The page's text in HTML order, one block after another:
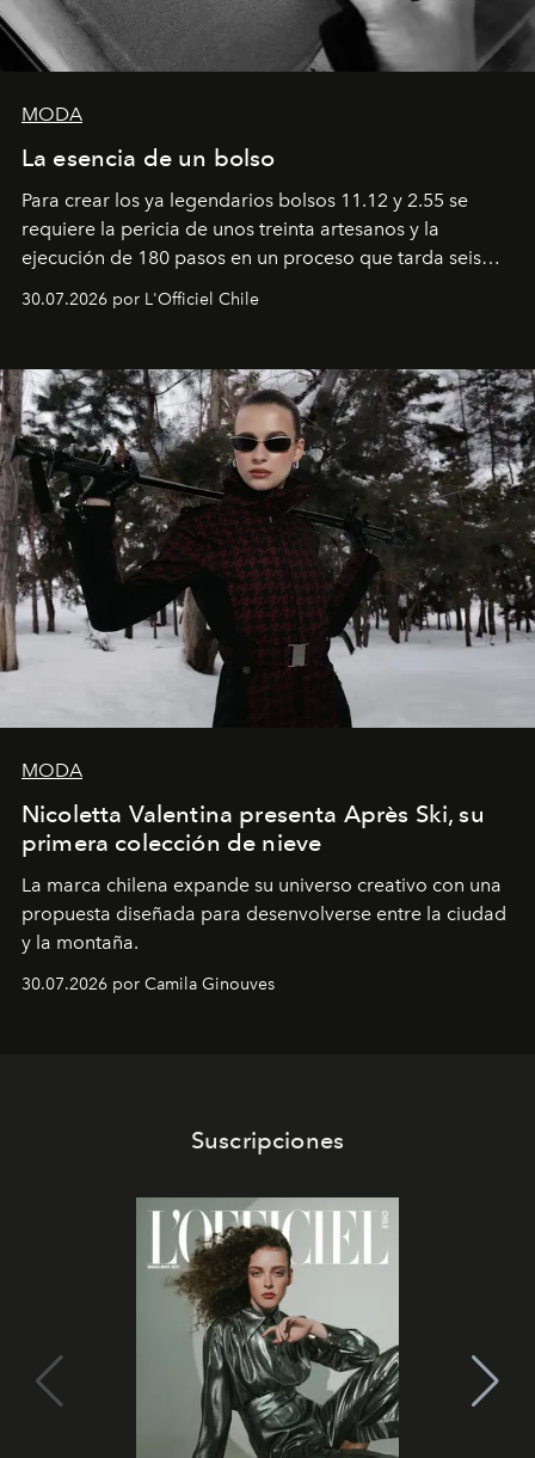
MODA
La esencia de un bolso
Para crear los ya legendarios bolsos 11.12 y 2.55 se
requiere la pericia de unos treinta artesanos y la
ejecución de 180 pasos en un proceso que tarda seis
semanas. Los expertos ponen en práctica una técnica
que se enseña solamente en la escuela de formación de
30.07.2026 por L'Officiel Chile
MODA
Nicoletta Valentina presenta Après Ski, su
primera colección de nieve
La marca chilena expande su universo creativo con una
propuesta diseñada para desenvolverse entre la ciudad
y la montaña.
30.07.2026 por Camila Ginouves
Suscripciones